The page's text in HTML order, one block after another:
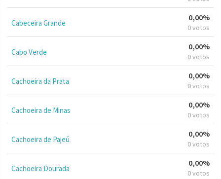
Cabeceira Grande
0,00%
0 votos
Cabo Verde
0,00%
0 votos
Cachoeira da Prata
0,00%
0 votos
Cachoeira de Minas
0,00%
0 votos
Cachoeira de Pajeú
0,00%
0 votos
Cachoeira Dourada
0,00%
0 votos